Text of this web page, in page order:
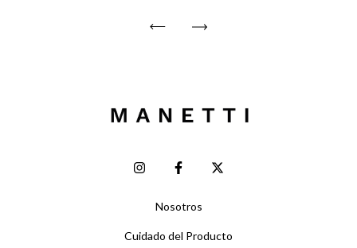
Nosotros
Cuidado del Producto